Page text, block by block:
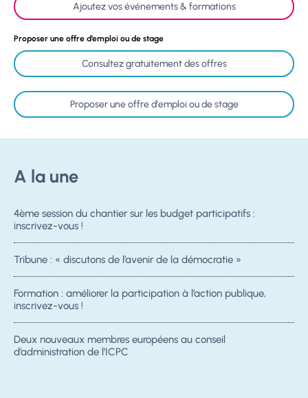
Ajoutez vos événements & formations
Proposer une offre d’emploi ou de stage
Consultez gratuitement des offres
Proposer une offre d'emploi ou de stage
A la une
4ème session du chantier sur les budget participatifs :
inscrivez-vous !
Tribune : « discutons de l’avenir de la démocratie »
Formation : améliorer la participation à l’action publique,
inscrivez-vous !
Deux nouveaux membres européens au conseil
d’administration de l’ICPC